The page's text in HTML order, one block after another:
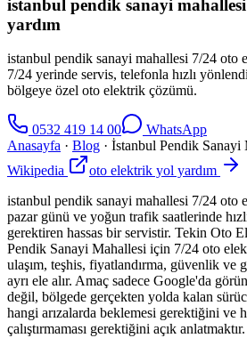
istanbul pendik sanayi
yardım
istanbul pendik sanayi mahallesi 7/24 oto
7/24 yerinde servis, telefonla hızlı
bölgeye özel oto elektrik çözümü.
0532 419 14 00
WhatsApp
Anasayfa · Blog · İstanbul Pendik Sanayi
Wikipedia
oto elektrik yol yardım
istanbul pendik sanayi mahallesi 7/24 oto
pazar günü ve yoğun trafik saatlerinde
gerektiren hassas bir servistir. Tekin Oto
Pendik Sanayi Mahallesi için 7/24 oto
ulaşım, teşhis, fiyatlandırma, güvenlik ve
ayrı ele alır. Amaç sadece Google'da
değil, bölgede gerçekten yolda kalan
hangi arızalarda beklemesi gerektiğini ve
çalıştırmaması gerektiğini açık anlatmaktır.